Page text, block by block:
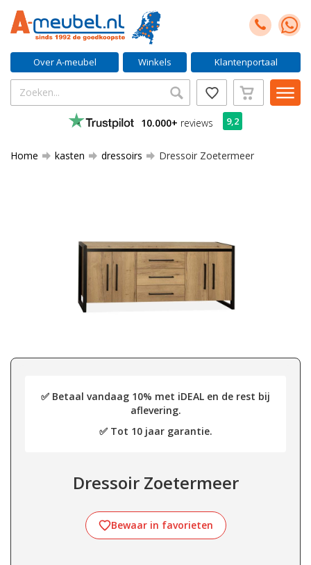
Over A-meubel Winkels Klantenportaal
10.000+ reviews 9,2
Home kasten dressoirs Dressoir Zoetermeer
✅ Betaal vandaag 10% met iDEAL en de rest bij
aflevering.
✅ Tot 10 jaar garantie.
Dressoir Zoetermeer
Bewaar in favorieten